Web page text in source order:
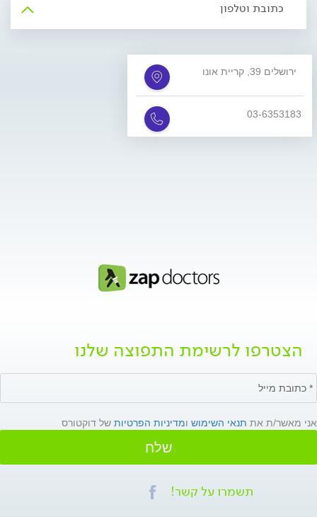
כתובת וטלפון
ירושלים 39, קריית אונו
03-6353183
הצטרפו לרשימת התפוצה שלנו
אני מאשר/ת את תנאי השימוש ומדיניות הפרטיות של דוקטורס
שלח
תשמרו על קשר!